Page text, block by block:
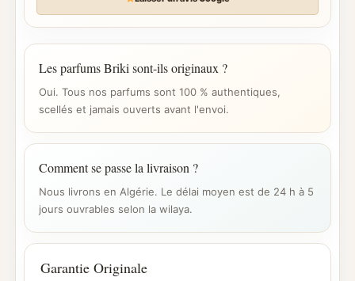
Les parfums Briki sont-ils originaux ?
Oui. Tous nos parfums sont 100 % authentiques,
scellés et jamais ouverts avant l'envoi.
Comment se passe la livraison ?
Nous livrons en Algérie. Le délai moyen est de 24 h à 5
jours ouvrables selon la wilaya.
Garantie Originale